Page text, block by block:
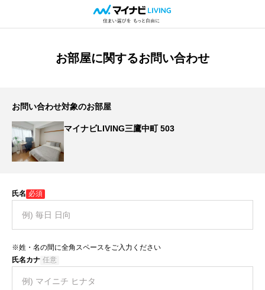
お部屋に関するお問い合わせ
お問い合わせ対象のお部屋
マイナビLIVING三鷹中町 503
氏名 必須
※姓・名の間に全角スペースをご入力ください
氏名カナ 任意